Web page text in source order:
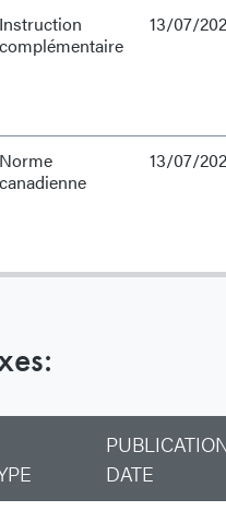
Instruction
complémentaire
13/07/
Norme
canadienne
13/07/
DATE